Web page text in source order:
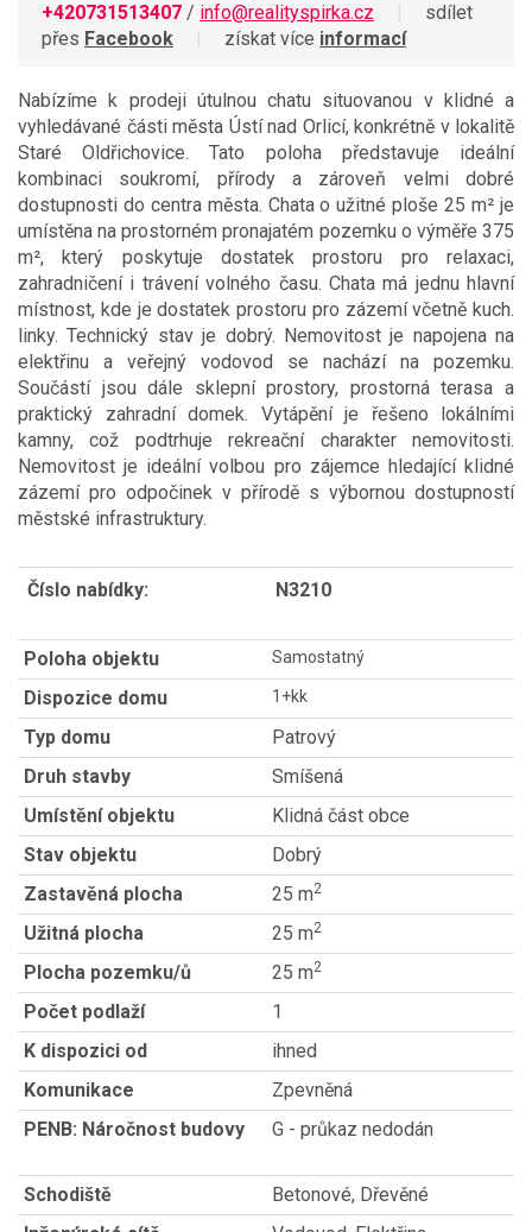
+420731513407 / info@realityspirka.cz
sdílet
přes Facebook získat více informací
Nabízíme k prodeji útulnou chatu situovanou v klidné a
vyhledávané části města Ústí nad Orlicí, konkrétně v lokalitě
Staré Oldřichovice. Tato poloha představuje ideální
kombinaci soukromí, přírody a zároveň velmi dobré
dostupnosti do centra města. Chata o užitné ploše 25 m² je
umístěna na prostorném pronajatém pozemku o výměře 375
m², který poskytuje dostatek prostoru pro relaxaci,
zahradničení i trávení volného času. Chata má jednu hlavní
místnost, kde je dostatek prostoru pro zázemí včetně kuch.
linky. Technický stav je dobrý. Nemovitost je napojena na
elektřinu a veřejný vodovod se nachází na pozemku.
Součástí jsou dále sklepní prostory, prostorná terasa a
praktický zahradní domek. Vytápění je řešeno lokálními
kamny, což podtrhuje rekreační charakter nemovitosti.
Nemovitost je ideální volbou pro zájemce hledající klidné
zázemí pro odpočinek v přírodě s výbornou dostupností
městské infrastruktury.
Číslo nabídky: N3210
Poloha objektu Samostatný
Dispozice domu 1+kk
Typ domu
Patrový
Druh stavby
Smíšená
Umístění objektu
Klidná část obce
Stav objektu
Dobrý
Zastavěná plocha
25 m2
Užitná plocha 25 m2
Plocha pozemku/ů 25 m2
Počet podlaží
1
K dispozici od
ihned
Komunikace
Zpevněná
PENB: Náročnost budovy
G - průkaz nedodán
Schodiště
Betonové, Dřevěné